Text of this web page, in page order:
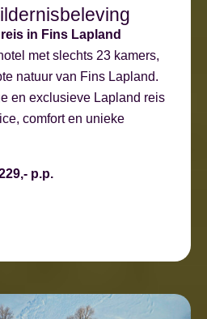
in Fins Lapland
met slechts 23 kamers,
natuur van Fins Lapland.
en exclusieve Lapland reis
comfort en unieke
p.p.